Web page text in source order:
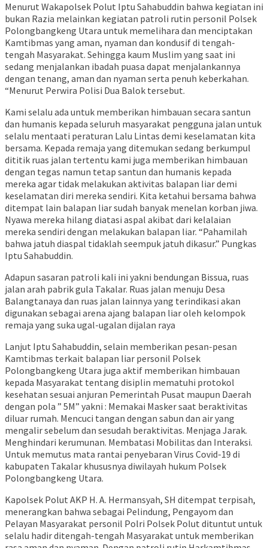
Menurut Wakapolsek Polut Iptu Sahabuddin bahwa kegiatan ini
bukan Razia melainkan kegiatan patroli rutin personil Polsek
Polongbangkeng Utara untuk memelihara dan menciptakan
Kamtibmas yang aman, nyaman dan kondusif di tengah-
tengah Masyarakat. Sehingga kaum Muslim yang saat ini
sedang menjalankan ibadah puasa dapat menjalankannya
dengan tenang, aman dan nyaman serta penuh keberkahan.
“Menurut Perwira Polisi Dua Balok tersebut.
Kami selalu ada untuk memberikan himbauan secara santun
dan humanis kepada seluruh masyarakat pengguna jalan untuk
selalu mentaati peraturan Lalu Lintas demi keselamatan kita
bersama. Kepada remaja yang ditemukan sedang berkumpul
dititik ruas jalan tertentu kami juga memberikan himbauan
dengan tegas namun tetap santun dan humanis kepada
mereka agar tidak melakukan aktivitas balapan liar demi
keselamatan diri mereka sendiri. Kita ketahui bersama bahwa
ditempat lain balapan liar sudah banyak menelan korban jiwa.
Nyawa mereka hilang diatasi aspal akibat dari kelalaian
mereka sendiri dengan melakukan balapan liar. “Pahamilah
bahwa jatuh diaspal tidaklah seempuk jatuh dikasur.” Pungkas
Iptu Sahabuddin.
Adapun sasaran patroli kali ini yakni bendungan Bissua, ruas
jalan arah pabrik gula Takalar. Ruas jalan menuju Desa
Balangtanaya dan ruas jalan lainnya yang terindikasi akan
digunakan sebagai arena ajang balapan liar oleh kelompok
remaja yang suka ugal-ugalan dijalan raya
Lanjut Iptu Sahabuddin, selain memberikan pesan-pesan
Kamtibmas terkait balapan liar personil Polsek
Polongbangkeng Utara juga aktif memberikan himbauan
kepada Masyarakat tentang disiplin mematuhi protokol
kesehatan sesuai anjuran Pemerintah Pusat maupun Daerah
dengan pola ” 5M” yakni : Memakai Masker saat beraktivitas
diluar rumah. Mencuci tangan dengan sabun dan air yang
mengalir sebelum dan sesudah beraktivitas. Menjaga Jarak.
Menghindari kerumunan. Membatasi Mobilitas dan Interaksi.
Untuk memutus mata rantai penyebaran Virus Covid-19 di
kabupaten Takalar khususnya diwilayah hukum Polsek
Polongbangkeng Utara.
Kapolsek Polut AKP H. A. Hermansyah, SH ditempat terpisah,
menerangkan bahwa sebagai Pelindung, Pengayom dan
Pelayan Masyarakat personil Polri Polsek Polut dituntut untuk
selalu hadir ditengah-tengah Masyarakat untuk memberikan